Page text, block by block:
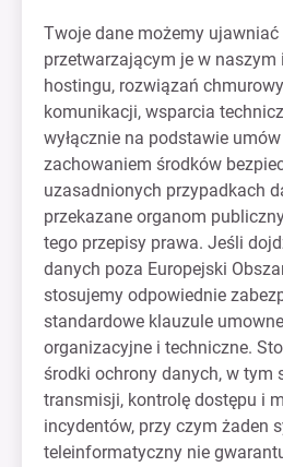
Twoje dane możemy
przetwarzającym je w
hostingu, rozwiązań
komunikacji, wsparcia
wyłącznie na podstawie
zachowaniem środków
uzasadnionych przypadkach
przekazane organom
tego przepisy prawa. Jeśli
danych poza Europejski
stosujemy odpowiednie
standardowe klauzule
organizacyjne i techniczne.
środki ochrony danych, w tym
transmisji, kontrolę dostępu i
incydentów, przy czym żaden
teleinformatyczny nie